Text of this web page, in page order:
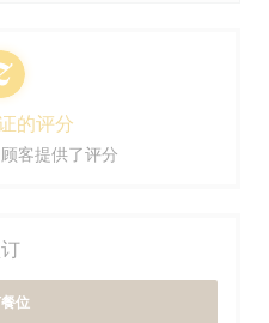
的评分
客提供了评分
位